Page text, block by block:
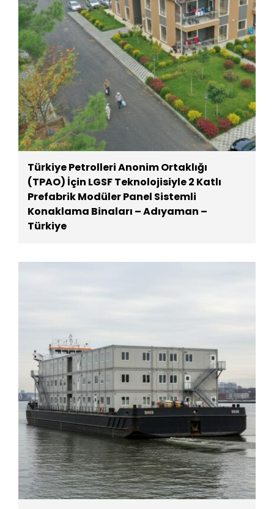
Türkiye Petrolleri Anonim Ortaklığı
(TPAO) İçin LGSF Teknolojisiyle 2 Katlı
Prefabrik Modüler Panel Sistemli
Konaklama Binaları – Adıyaman –
Türkiye